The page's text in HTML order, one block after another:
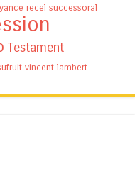
recel successoral
Testament
vincent lambert